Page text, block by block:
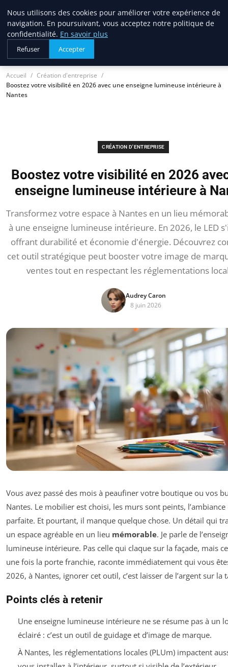
lostpages
BUSINESS INSIGHTS
Accueil
Création d'entreprise
Boostez votre visibilité en 2026 avec une enseigne lumineuse intérieure à
Nantes
CRÉATION D'ENTREPRISE
Boostez votre visibilité en 2026
enseigne lumineuse intérieure à
Transformez votre espace à Nantes en un lieu
à une enseigne lumineuse intérieure. En 2026, le LED
offrant durabilité et économie d'énergie. Découvrez
cet outil stratégique peut booster votre image de
ventes tout en respectant les réglementations
Audrey Caron
8 juin 2026
Vous avez passé des mois à peaufiner votre boutique ou vos
Nantes. Le mobilier est choisi, les murs sont peints, l’ambiance
parfaite. Et pourtant, il manque quelque chose. Un détail qui
un espace agréable en un lieu mémorable. Je parle de
lumineuse intérieure. Pas celle qui claque sur la façade, mais
une fois la porte franchie, raconte immédiatement qui vous
2026, à Nantes, ignorer cet outil, c’est laisser de l’argent sur la
Points clés à retenir
Une enseigne lumineuse intérieure ne se résume pas à un
éclairé : c’est un outil de guidage et d’image de marque.
À Nantes, les réglementations locales (PLUm) impactent
Nous utilisons des cookies pour améliorer votre expérience de
navigation. En poursuivant, vous acceptez notre politique de
confidentialité. En savoir plus
Refuser Accepter